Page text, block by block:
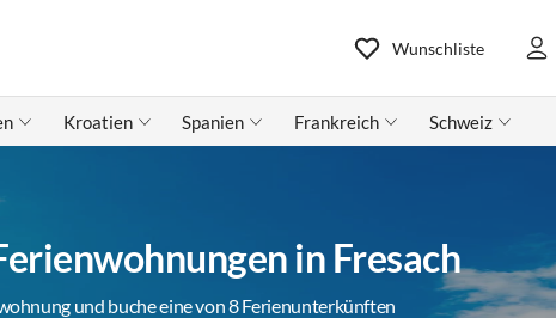
Wunschliste
Kroatien Spanien Frankreich Schweiz
in Fresach
und buche eine von 8 Ferienunterkünften